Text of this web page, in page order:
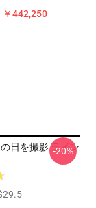
￥442,250
日を撮影 ライン
-20%